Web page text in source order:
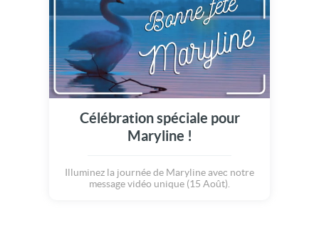
Célébration spéciale pour
Maryline !
Illuminez la journée de Maryline avec notre
message vidéo unique (15 Août).